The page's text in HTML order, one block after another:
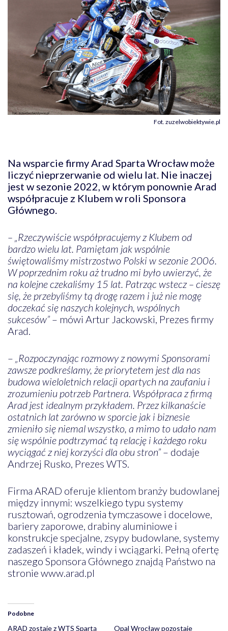
Fot. zuzelwobiektywie.pl
Na wsparcie firmy Arad Sparta Wrocław może
liczyć nieprzerwanie od wielu lat. Nie inaczej
jest w sezonie 2022, w którym ponownie Arad
współpracuje z Klubem w roli Sponsora
Głównego.
– „Rzeczywiście współpracujemy z Klubem od
bardzo wielu lat. Pamiętam jak wspólnie
świętowaliśmy mistrzostwo Polski w sezonie 2006.
W poprzednim roku aż trudno mi było uwierzyć, że
na kolejne czekaliśmy 15 lat. Patrząc wstecz – cieszę
się, że przebyliśmy tą drogę razem i już nie mogę
doczekać się naszych kolejnych, wspólnych
sukcesów” – mówi Artur Jackowski, Prezes firmy
Arad.
– „Rozpoczynając rozmowy z nowymi Sponsorami
zawsze podkreślamy, że priorytetem jest dla nas
budowa wieloletnich relacji opartych na zaufaniu i
zrozumieniu potrzeb Partnera. Współpraca z firmą
Arad jest idealnym przykładem. Przez kilkanaście
ostatnich lat zarówno w sporcie jak i biznesie
zmieniło się niemal wszystko, a mimo to udało nam
się wspólnie podtrzymać tą relację i każdego roku
wyciągać z niej korzyści dla obu stron”– dodaje
Andrzej Rusko, Prezes WTS.
Firma ARAD oferuje klientom branży budowlanej
między innymi: wszelkiego typu systemy
rusztowań, ogrodzenia tymczasowe i docelowe,
bariery zaporowe, drabiny aluminiowe i
konstrukcje specjalne, zsypy budowlane, systemy
zadaszeń i kładek, windy i wciągarki. Pełną ofertę
naszego Sponsora Głównego znajdą Państwo na
stronie www.arad.pl
Podobne
ARAD zostaje z WTS Spartą
Opal Wrocław pozostaje